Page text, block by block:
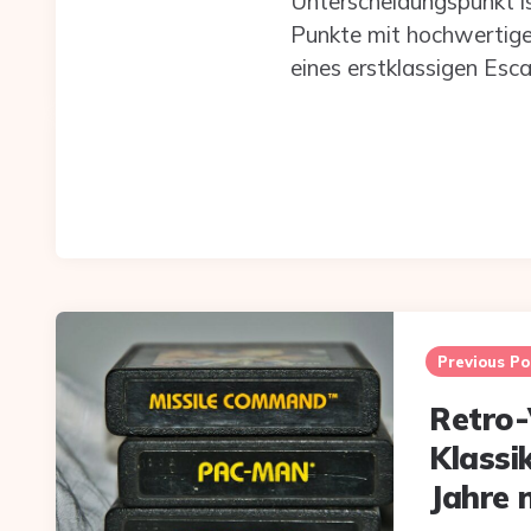
Punkte mit
eines erstklassigen
Post
navigation
Previous
Jahre